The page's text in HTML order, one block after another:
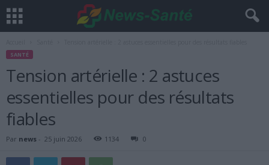
SANTÉ
Tension artérielle : 2 astuces
essentielles pour des résultats
fiables
Par news - 25 juin 2026 1134 0